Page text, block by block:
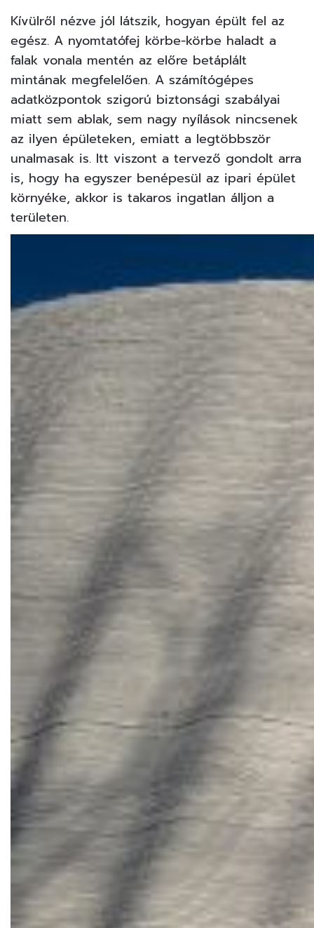
Kívülről nézve jól látszik, hogyan épült fel az
egész. A nyomtatófej körbe-körbe haladt a
falak vonala mentén az előre betáplált
mintának megfelelően. A számítógépes
adatközpontok szigorú biztonsági szabályai
miatt sem ablak, sem nagy nyílások nincsenek
az ilyen épületeken, emiatt a legtöbbször
unalmasak is. Itt viszont a tervező gondolt arra
is, hogy ha egyszer benépesül az ipari épület
környéke, akkor is takaros ingatlan álljon a
területen.